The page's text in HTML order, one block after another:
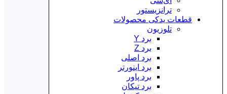
ترانزیستور
قطعات یدکی محصولات
تلوزیون
برد Y
برد Z
برد اصلی
برد اینورتر
برد پاور
برد تیکان